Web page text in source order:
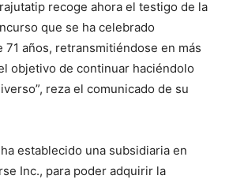
recoge ahora el testigo de la
que se ha celebrado
71 años, retransmitiéndose en más
objetivo de continuar haciéndolo
reza el comunicado de su
establecido una subsidiaria en
Inc., para poder adquirir la